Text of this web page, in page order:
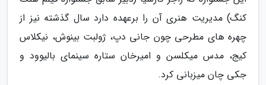
کنگ) مدیریت هنری آن را برعهده دارد سال گذشته نیز از
چهره های مطرحی چون جانی دپ، ژولبت بینوش، نیکلاس
کیج، مدس میکلسن و امیرخان ستاره سینمای بالیوود و
جکی چان میزبانی کرد.